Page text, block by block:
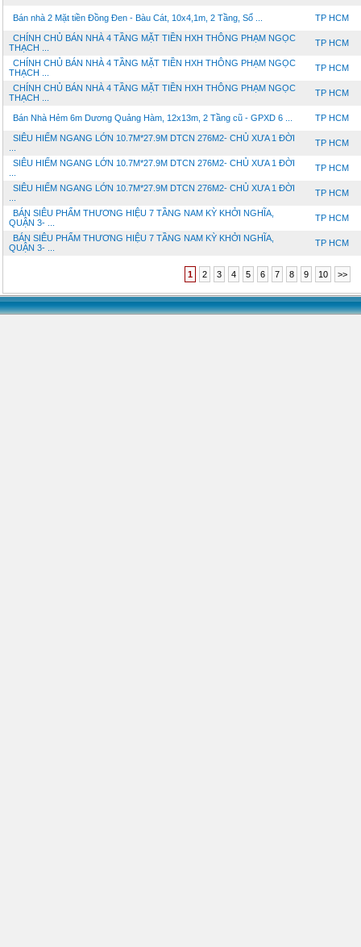
Bán nhà 2 Mặt tiền Đồng Đen - Bàu Cát, 10x4,1m, 2 Tầng, Sổ ... TP HCM
CHÍNH CHỦ BÁN NHÀ 4 TẦNG MẶT TIỀN HXH THÔNG PHẠM NGỌC
THẠCH ...
TP HCM
CHÍNH CHỦ BÁN NHÀ 4 TẦNG MẶT TIỀN HXH THÔNG PHẠM NGỌC
THẠCH ...
TP HCM
CHÍNH CHỦ BÁN NHÀ 4 TẦNG MẶT TIỀN HXH THÔNG PHẠM NGỌC
THẠCH ...
TP HCM
Bán Nhà Hẻm 6m Dương Quảng Hàm, 12x13m, 2 Tầng cũ - GPXD 6 ... TP HCM
SIÊU HIẾM NGANG LỚN 10.7M*27.9M DTCN 276M2- CHỦ XƯA 1 ĐỜI
TP HCM
SIÊU HIẾM NGANG LỚN 10.7M*27.9M DTCN 276M2- CHỦ XƯA 1 ĐỜI
TP HCM
SIÊU HIẾM NGANG LỚN 10.7M*27.9M DTCN 276M2- CHỦ XƯA 1 ĐỜI
TP HCM
BÁN SIÊU PHẨM THƯƠNG HIỆU 7 TẦNG NAM KỲ KHỞI NGHĨA,
QUẬN 3- ...
TP HCM
BÁN SIÊU PHẨM THƯƠNG HIỆU 7 TẦNG NAM KỲ KHỞI NGHĨA,
QUẬN 3- ...
TP HCM
1 2 3 4 5 6 7 8 9 10 >>